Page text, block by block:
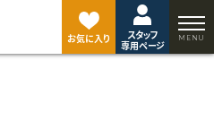
お気に入り
スタッフ
専用ページ